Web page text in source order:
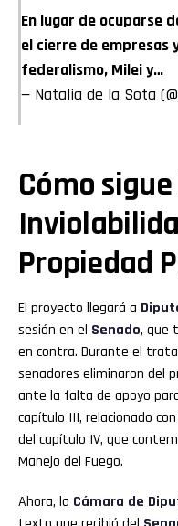
En lugar de ocuparse
el cierre de empresas
federalismo, Milei y…
— Natalia de la Sota
Cómo
Propiedad
El proyecto llegará a
sesión en el Senado, que
en contra. Durante el
senadores eliminaron del
ante la falta de apoyo
capítulo III, relacionado
del capítulo IV, que
Manejo del Fuego.
Ahora, la Cámara de